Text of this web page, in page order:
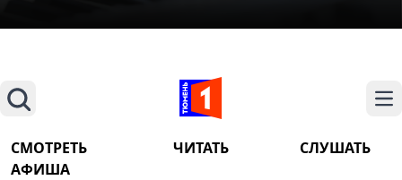
Поиск
СМОТРЕТЬ ЧИТАТЬ
СЛУШАТЬ
АФИША